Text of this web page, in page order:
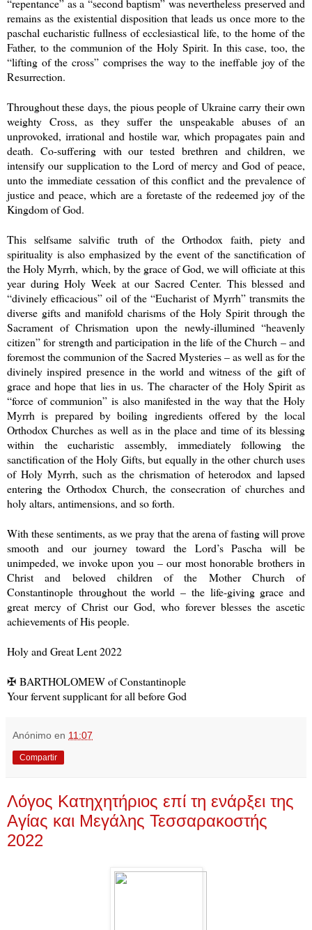
“repentance” as a “second baptism” was nevertheless preserved and
remains as the existential disposition that leads us once more to the
paschal eucharistic fullness of ecclesiastical life, to the home of the
Father, to the communion of the Holy Spirit. In this case, too, the
“lifting of the cross” comprises the way to the ineffable joy of the
Resurrection.
Throughout these days, the pious people of Ukraine carry their own
weighty Cross, as they suffer the unspeakable abuses of an
unprovoked, irrational and hostile war, which propagates pain and
death. Co-suffering with our tested brethren and children, we
intensify our supplication to the Lord of mercy and God of peace,
unto the immediate cessation of this conflict and the prevalence of
justice and peace, which are a foretaste of the redeemed joy of the
Kingdom of God.
This selfsame salvific truth of the Orthodox faith, piety and
spirituality is also emphasized by the event of the sanctification of
the Holy Myrrh, which, by the grace of God, we will officiate at this
year during Holy Week at our Sacred Center. This blessed and
“divinely efficacious” oil of the “Eucharist of Myrrh” transmits the
diverse gifts and manifold charisms of the Holy Spirit through the
Sacrament of Chrismation upon the newly-illumined “heavenly
citizen” for strength and participation in the life of the Church – and
foremost the communion of the Sacred Mysteries – as well as for the
divinely inspired presence in the world and witness of the gift of
grace and hope that lies in us. The character of the Holy Spirit as
“force of communion” is also manifested in the way that the Holy
Myrrh is prepared by boiling ingredients offered by the local
Orthodox Churches as well as in the place and time of its blessing
within the eucharistic assembly, immediately following the
sanctification of the Holy Gifts, but equally in the other church uses
of Holy Myrrh, such as the chrismation of heterodox and lapsed
entering the Orthodox Church, the consecration of churches and
holy altars, antimensions, and so forth.
With these sentiments, as we pray that the arena of fasting will prove
smooth and our journey toward the Lord’s Pascha will be
unimpeded, we invoke upon you – our most honorable brothers in
Christ and beloved children of the Mother Church of
Constantinople throughout the world – the life-giving grace and
great mercy of Christ our God, who forever blesses the ascetic
achievements of His people.
Holy and Great Lent 2022
✠ BARTHOLOMEW of Constantinople
Your fervent supplicant for all before God
Anónimo en 11:07
Compartir
Λόγος Κατηχητήριος επί τη ενάρξει της
Αγίας και Μεγάλης Τεσσαρακοστής
2022